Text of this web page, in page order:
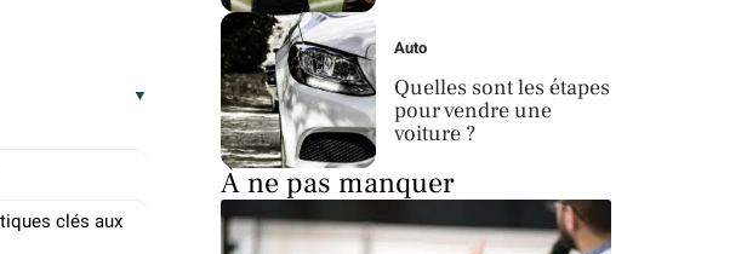
clés aux
Auto
Quelles sont les étapes
pour vendre une
voiture ?
À ne pas manquer